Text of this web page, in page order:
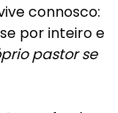
connosco:
por inteiro e
pastor se